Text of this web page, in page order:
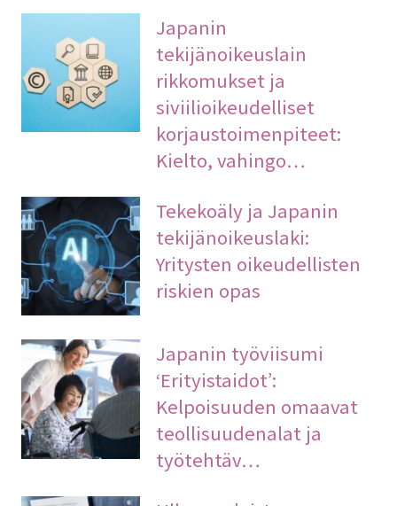
Japanin
tekijänoikeuslain
rikkomukset ja
siviilioikeudelliset
korjaustoimenpiteet:
Kielto, vahingo…
Tekekoäly ja Japanin
tekijänoikeuslaki:
Yritysten oikeudellisten
riskien opas
Japanin työviisumi
‘Erityistaidot’:
Kelpoisuuden omaavat
teollisuudenalat ja
työtehtäv…